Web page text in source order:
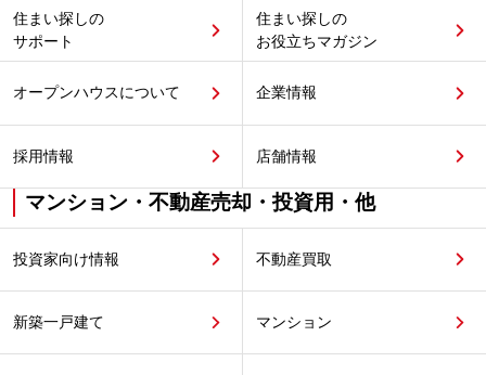
住まい探しの
サポート
住まい探しの
お役立ちマガジン
オープンハウスについて 企業情報
採用情報 店舗情報
マンション・不動産売却・投資用・他
投資家向け情報 不動産買取
新築一戸建て マンション